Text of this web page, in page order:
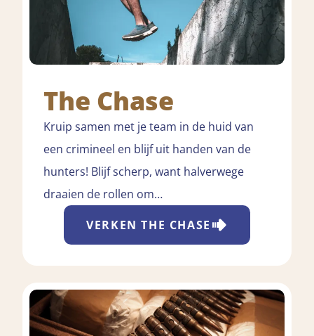
The Chase
Kruip samen met je team in de huid van
een crimineel en blijf uit handen van de
hunters! Blijf scherp, want halverwege
draaien de rollen om…
VERKENTHE CHASE